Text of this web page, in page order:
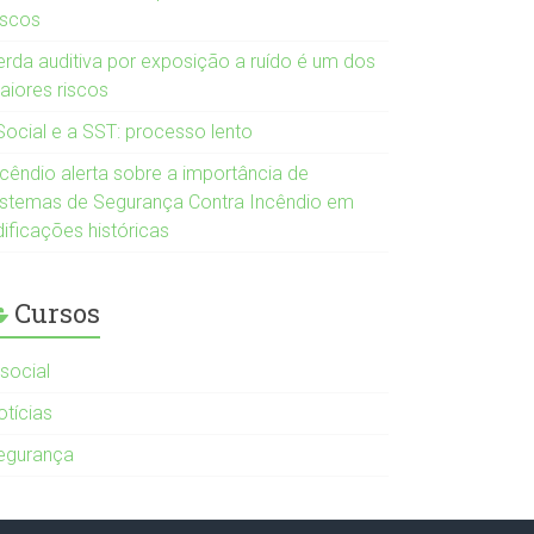
auditiva por exposição a ruído é um dos
riscos
e a SST: processo lento
alerta sobre a importância de
de Segurança Contra Incêndio em
históricas
Cursos